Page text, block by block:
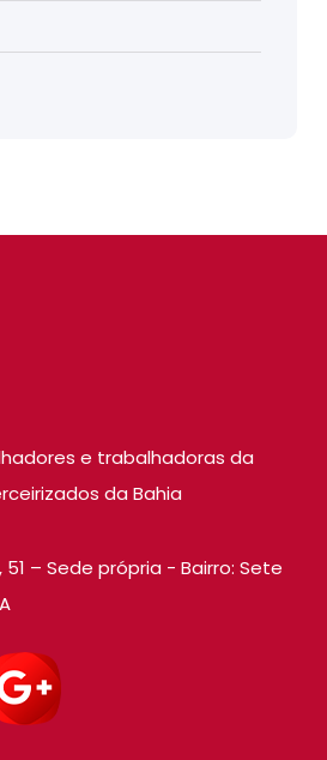
e trabalhadoras da
da Bahia
– Sede própria - Bairro: Sete